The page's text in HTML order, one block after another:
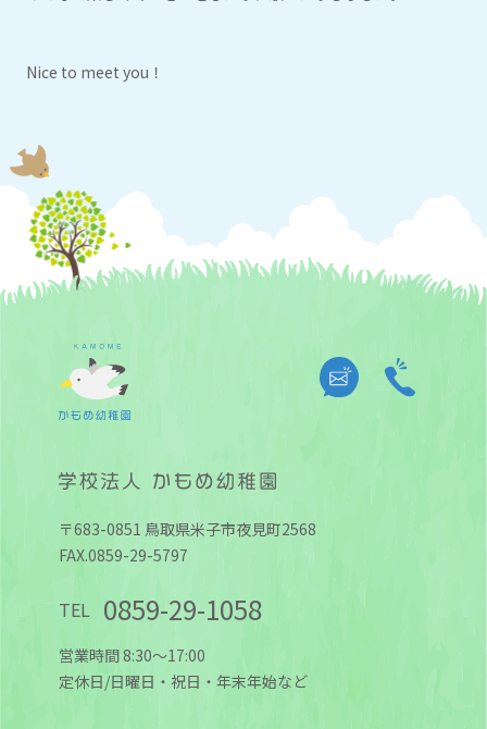
Nice to meet you！
〒683-0851 鳥取県米子市夜見町2568
FAX.0859-29-5797
TEL 0859-29-1058
営業時間 8:30～17:00
定休日/日曜日・祝日・年末年始など